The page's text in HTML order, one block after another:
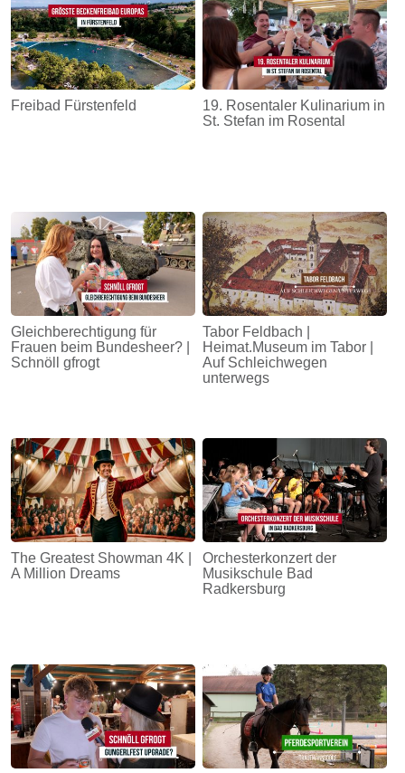
Freibad Fürstenfeld
19. Rosentaler Kulinarium in
St. Stefan im Rosental
Gleichberechtigung für
Frauen beim Bundesheer? |
Schnöll gfrogt
Tabor Feldbach |
Heimat.Museum im Tabor |
Auf Schleichwegen
unterwegs
The Greatest Showman 4K |
A Million Dreams
Orchesterkonzert der
Musikschule Bad
Radkersburg